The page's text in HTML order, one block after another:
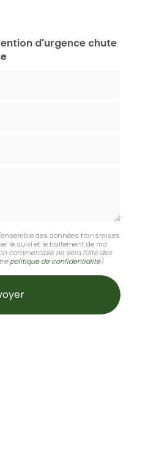
d'urgence chute
des données transmises
le suivi et le traitement de ma
commerciale ne sera faite des
politique de confidentialité)